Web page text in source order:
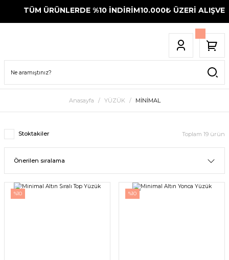
TÜM ÜRÜNLERDE %10 İNDİRİM10.000₺ ÜZERİ
Anasayfa YÜZÜK MİNİMAL
Stoktakiler Toplam 19 ürün
%10 %10